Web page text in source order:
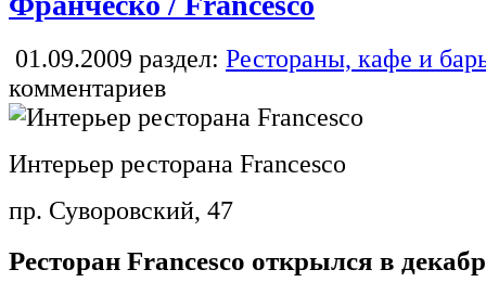
01.09.2009 раздел: Рестораны, кафе и
комментариев
Интерьер ресторана Francesco
пр. Суворовский, 47
Ресторан Francesco открылся в